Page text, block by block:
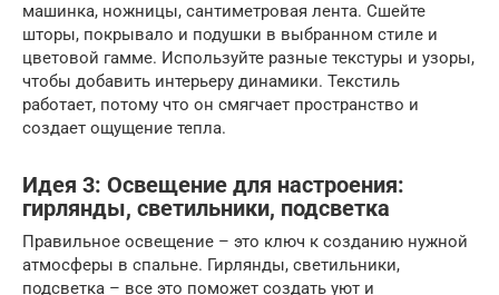
машинка, ножницы, сантиметровая лента. Сшейте
шторы, покрывало и подушки в выбранном стиле и
цветовой гамме. Используйте разные текстуры и узоры,
чтобы добавить интерьеру динамики. Текстиль
работает, потому что он смягчает пространство и
создает ощущение тепла.
Идея 3: Освещение для настроения:
гирлянды, светильники, подсветка
Правильное освещение – это ключ к созданию нужной
атмосферы в спальне. Гирлянды, светильники,
подсветка – все это поможет создать уют и